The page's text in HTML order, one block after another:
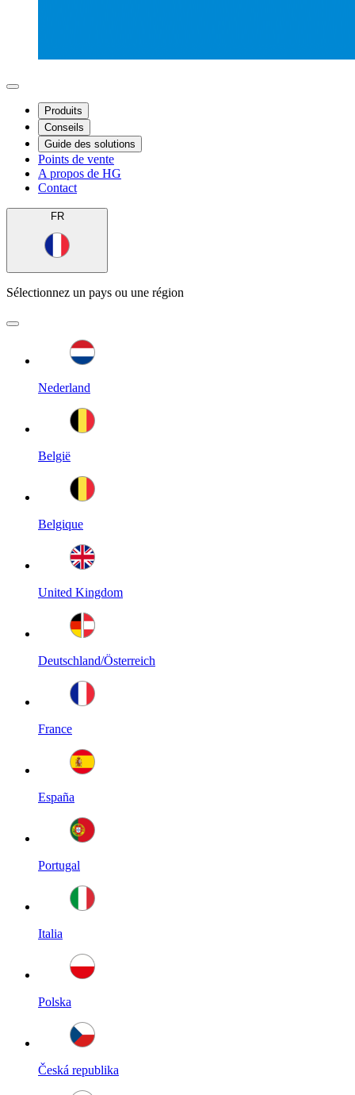
Produits
Conseils
Guide des solutions
Points de vente
A propos de HG
Contact
FR
Sélectionnez un pays ou une région
Nederland
België
Belgique
United Kingdom
Deutschland/Österreich
France
España
Portugal
Italia
Polska
Česká republika